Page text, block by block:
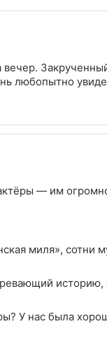
вечер.
любопытно
— им
миля», сотни
историю,
У нас была